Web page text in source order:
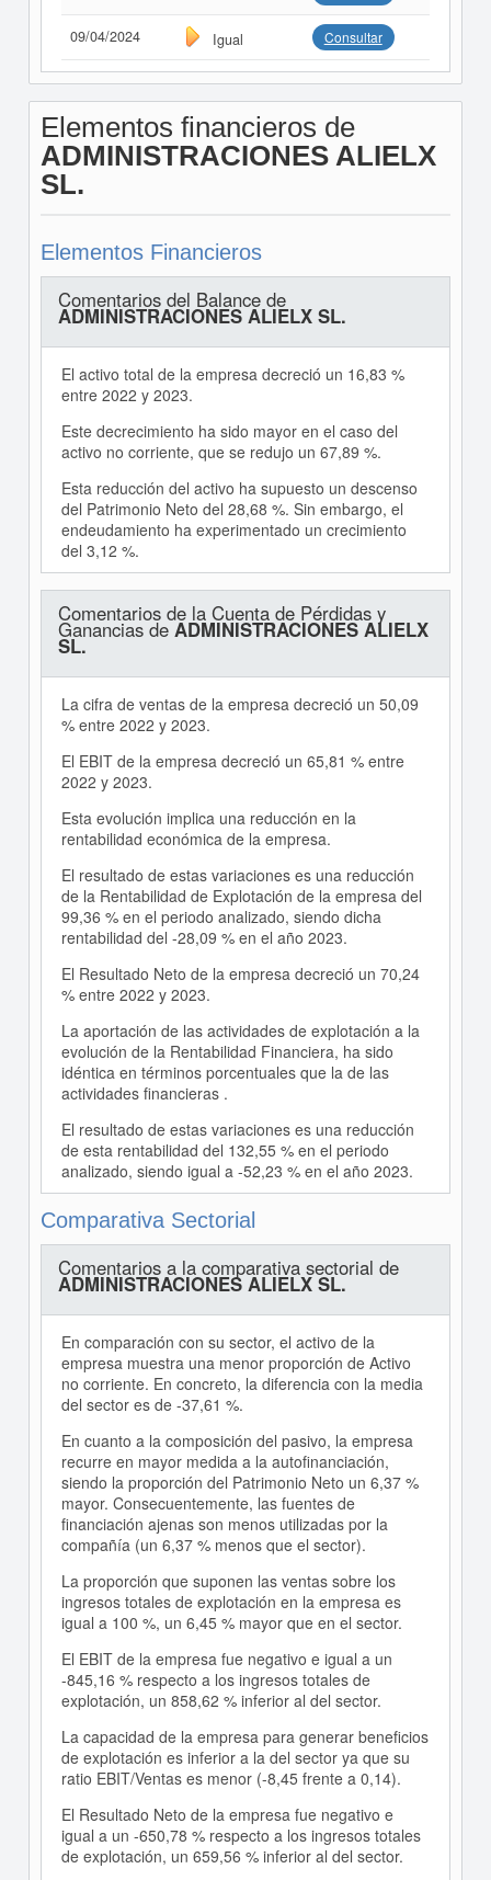
09/04/2024 Igual Consultar
Elementos financieros de
ADMINISTRACIONES ALIELX
SL.
Elementos Financieros
Comentarios del Balance de
ADMINISTRACIONES ALIELX SL.
El activo total de la empresa decreció un 16,83 %
entre 2022 y 2023.
Este decrecimiento ha sido mayor en el caso del
activo no corriente, que se redujo un 67,89 %.
Esta reducción del activo ha supuesto un descenso
del Patrimonio Neto del 28,68 %. Sin embargo, el
endeudamiento ha experimentado un crecimiento
del 3,12 %.
Comentarios de la Cuenta de Pérdidas y
Ganancias deADMINISTRACIONES ALIELX
SL.
La cifra de ventas de la empresa decreció un 50,09
% entre 2022 y 2023.
El EBIT de la empresa decreció un 65,81 % entre
2022 y 2023.
Esta evolución implica una reducción en la
rentabilidad económica de la empresa.
El resultado de estas variaciones es una reducción
de la Rentabilidad de Explotación de la empresa del
99,36 % en el periodo analizado, siendo dicha
rentabilidad del -28,09 % en el año 2023.
El Resultado Neto de la empresa decreció un 70,24
% entre 2022 y 2023.
La aportación de las actividades de explotación a la
evolución de la Rentabilidad Financiera, ha sido
idéntica en términos porcentuales que la de las
actividades financieras .
El resultado de estas variaciones es una reducción
de esta rentabilidad del 132,55 % en el periodo
analizado, siendo igual a -52,23 % en el año 2023.
Comparativa Sectorial
Comentarios a la comparativa sectorial de
ADMINISTRACIONES ALIELX SL.
En comparación con su sector, el activo de la
empresa muestra una menor proporción de Activo
no corriente. En concreto, la diferencia con la media
del sector es de -37,61 %.
En cuanto a la composición del pasivo, la empresa
recurre en mayor medida a la autofinanciación,
siendo la proporción del Patrimonio Neto un 6,37 %
mayor. Consecuentemente, las fuentes de
financiación ajenas son menos utilizadas por la
compañía (un 6,37 % menos que el sector).
La proporción que suponen las ventas sobre los
ingresos totales de explotación en la empresa es
igual a 100 %, un 6,45 % mayor que en el sector.
El EBIT de la empresa fue negativo e igual a un
-845,16 % respecto a los ingresos totales de
explotación, un 858,62 % inferior al del sector.
La capacidad de la empresa para generar beneficios
de explotación es inferior a la del sector ya que su
ratio EBIT/Ventas es menor (-8,45 frente a 0,14).
El Resultado Neto de la empresa fue negativo e
igual a un -650,78 % respecto a los ingresos totales
de explotación, un 659,56 % inferior al del sector.